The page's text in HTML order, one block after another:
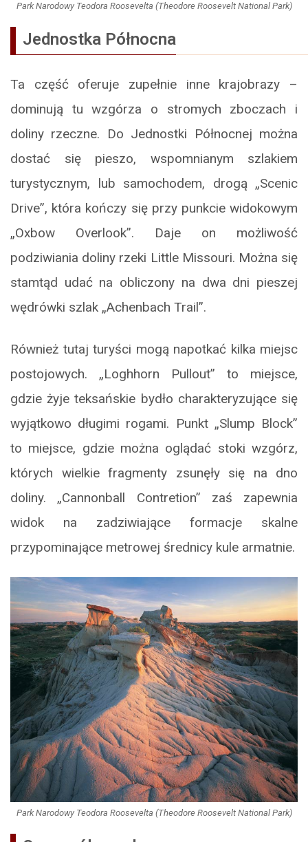
Park Narodowy Teodora Roosevelta (Theodore Roosevelt National Park)
Jednostka Północna
Ta część oferuje zupełnie inne krajobrazy –
dominują tu wzgórza o stromych zboczach i
doliny rzeczne. Do Jednostki Północnej można
dostać się pieszo, wspomnianym szlakiem
turystycznym, lub samochodem, drogą „Scenic
Drive”, która kończy się przy punkcie widokowym
„Oxbow Overlook”. Daje on możliwość
podziwiania doliny rzeki Little Missouri. Można się
stamtąd udać na obliczony na dwa dni pieszej
wędrówki szlak „Achenbach Trail”.
Również tutaj turyści mogą napotkać kilka miejsc
postojowych. „Loghhorn Pullout” to miejsce,
gdzie żyje teksańskie bydło charakteryzujące się
wyjątkowo długimi rogami. Punkt „Slump Block”
to miejsce, gdzie można oglądać stoki wzgórz,
których wielkie fragmenty zsunęły się na dno
doliny. „Cannonball Contretion” zaś zapewnia
widok na zadziwiające formacje skalne
przypominające metrowej średnicy kule armatnie.
Park Narodowy Teodora Roosevelta (Theodore Roosevelt National Park)